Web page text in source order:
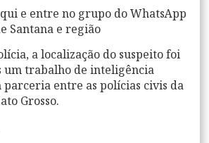
e entre no grupo do WhatsApp
Santana e região
a localização do suspeito foi
um trabalho de inteligência
entre as polícias civis da
Grosso.